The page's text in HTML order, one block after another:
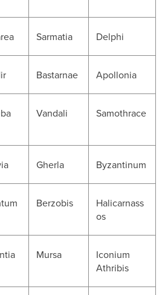
Sarmatia Delphi
Bastarnae Apollonia
Vandali Samothrace
Gherla Byzantinum
Berzobis
Halicarnass
os
Mursa
Iconium
Athribis